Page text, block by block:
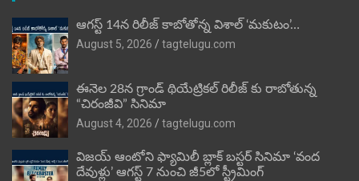
ఆగస్ట్ 14న రిలీజ్ కాబోతోన్న విశాల్ ‘మకుటం’…
August 5, 2026
tagtelugu.com
ఈనెల 28న గ్రాండ్ థియేట్రికల్ రిలీజ్ కు రాబోతున్న
“చిరంజీవి” సినిమా
August 4, 2026
tagtelugu.com
విజ‌య్ ఆంటోని ఫ్యామిలీ బ్లాక్ బ‌స్ట‌ర్‌ సినిమా ‘వంద
దేవుళ్లు’ ఆగస్ట్ 7 నుంచి జీ5లో స్ట్రీమింగ్